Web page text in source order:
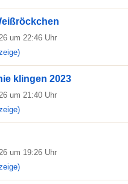
um 22:46 Uhr
klingen 2023
um 21:40 Uhr
um 19:26 Uhr